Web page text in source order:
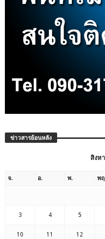
ข่าวสารย้อนหลัง
สิงห
จ. อ. พ. พ
3 4 5
10 11 12